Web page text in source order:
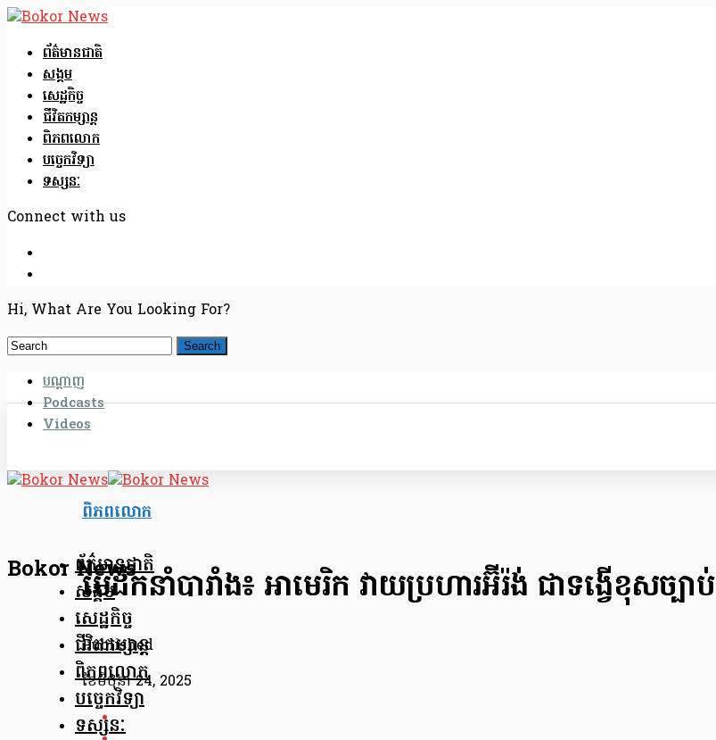
ព័ត៌មានជាតិ
សង្គម
សេដ្ឋកិច្ច
ជីវិតកម្សាន្ត
ពិភពលោក
បច្ចេកវិទ្យា
ទស្សនៈ
Connect with us
Hi, What Are You Looking For?
បណ្តាញ
Podcasts
Videos
Bokor News
ព័ត៌មានជាតិ
សង្គម
សេដ្ឋកិច្ច
ជីវិតកម្សាន្ត
ពិភពលោក
បច្ចេកវិទ្យា
ទស្សនៈ
ពិភពលោក
មេដឹកនាំបារាំង៖ អាមេរិក វាយប្រហារអ៊ីរ៉ង់ ជាទង្វើខុសច្បាប់
Published
ខែ​មិថុនា 24, 2025